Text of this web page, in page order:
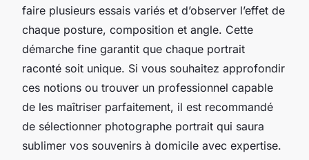
faire plusieurs essais variés et d’observer l’effet de
chaque posture, composition et angle. Cette
démarche fine garantit que chaque portrait
raconté soit unique. Si vous souhaitez approfondir
ces notions ou trouver un professionnel capable
de les maîtriser parfaitement, il est recommandé
de sélectionner photographe portrait qui saura
sublimer vos souvenirs à domicile avec expertise.